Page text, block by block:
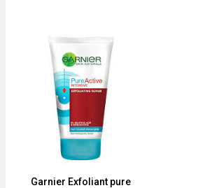
SKINACTIVE
Garnier Exfoliant pure